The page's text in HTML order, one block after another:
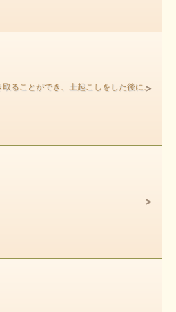
ることができ、土起こしをした後に、